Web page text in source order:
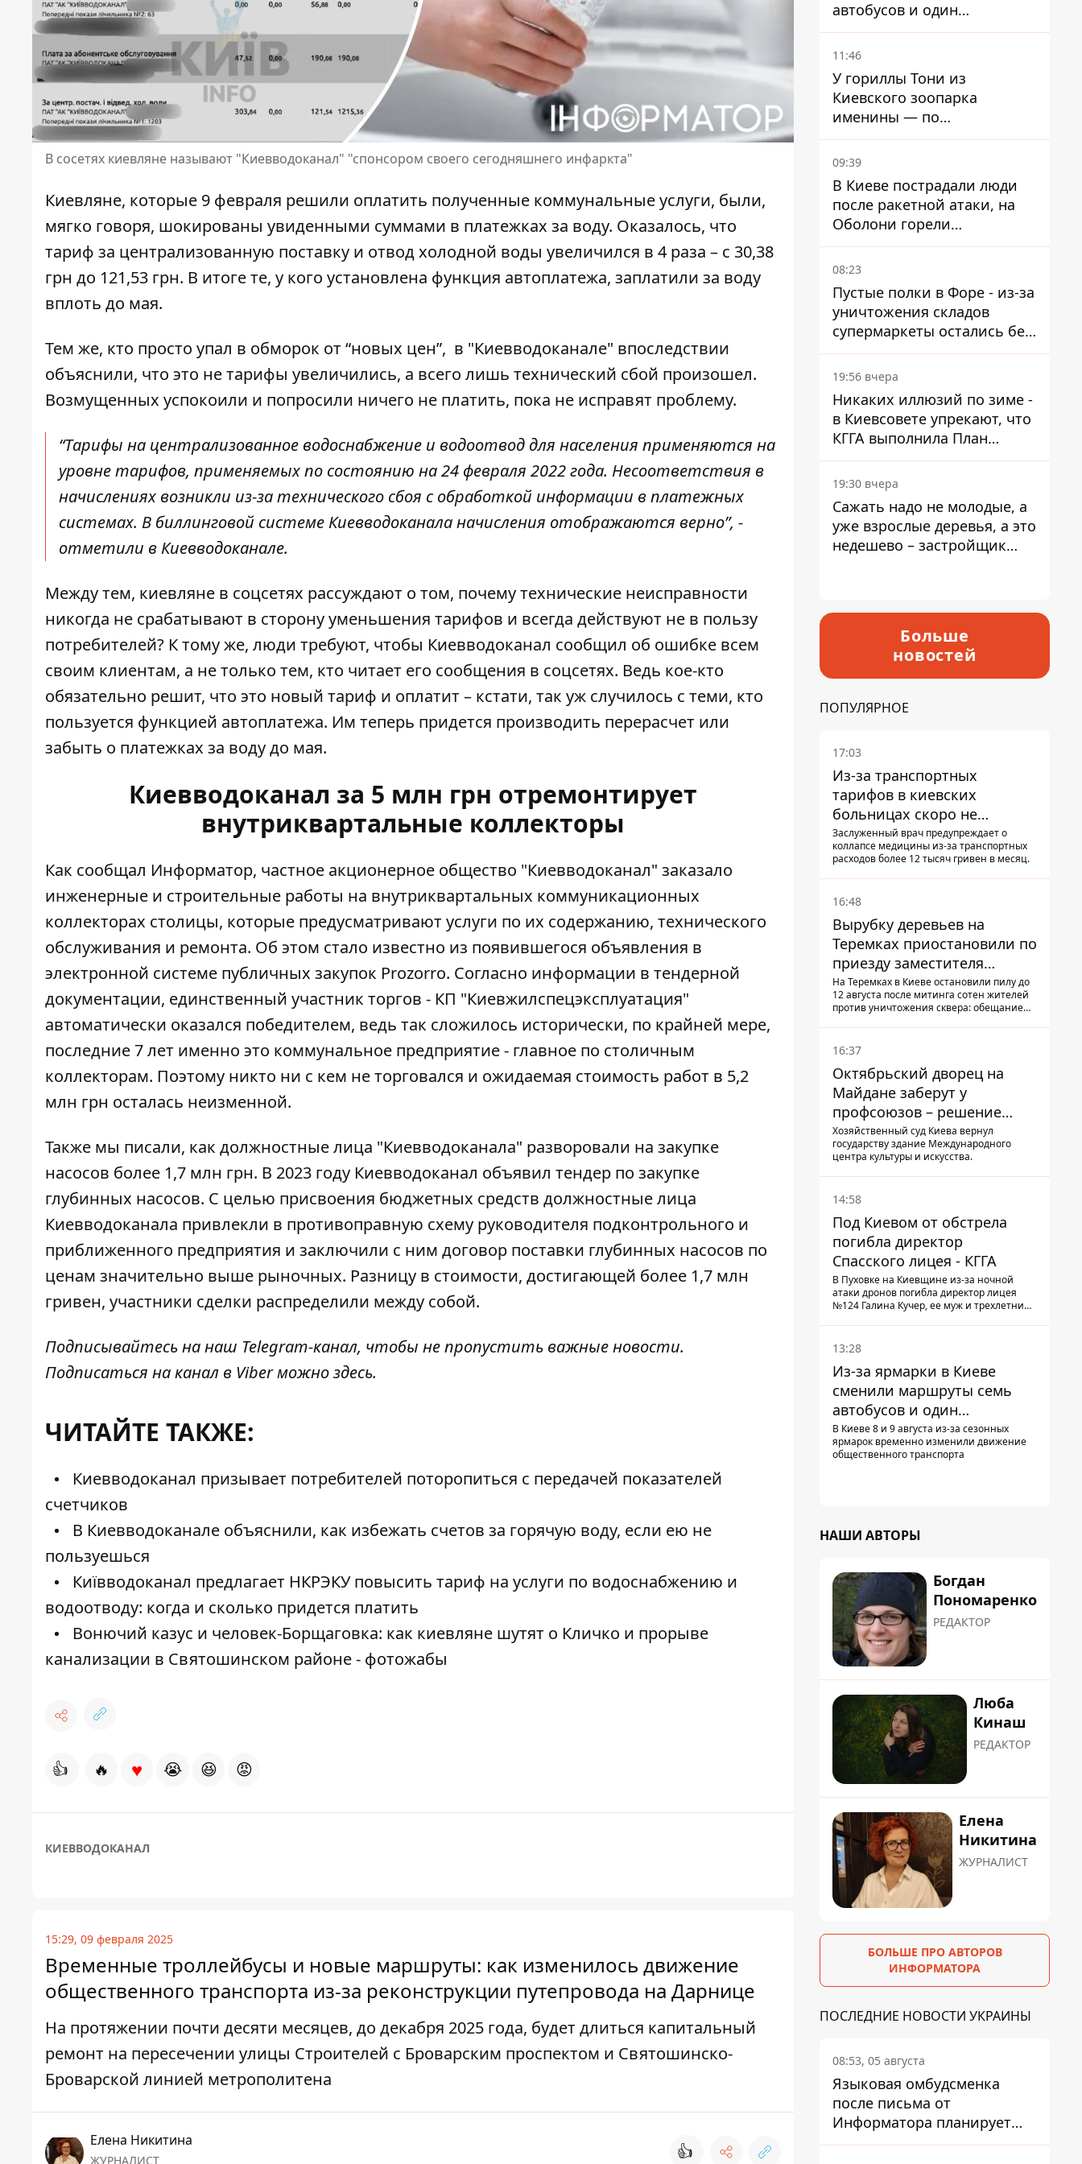
В сосетях киевляне называют "Киевводоканал" "спонсором своего сегодняшнего инфаркта"
Киевляне, которые 9 февраля решили оплатить полученные коммунальные услуги, были,
мягко говоря, шокированы увиденными суммами в платежках за воду. Оказалось, что
тариф за централизованную поставку и отвод холодной воды увеличился в 4 раза – с 30,38
грн до 121,53 грн. В итоге те, у кого установлена ​​функция автоплатежа, заплатили за воду
вплоть до мая.
Тем же, кто просто упал в обморок от “новых цен”, в "Киевводоканале" впоследствии
объяснили, что это не тарифы увеличились, а всего лишь технический сбой произошел.
Возмущенных успокоили и попросили ничего не платить, пока не исправят проблему.
“Тарифы на централизованное водоснабжение и водоотвод для населения применяются на
уровне тарифов, применяемых по состоянию на 24 февраля 2022 года. Несоответствия в
начислениях возникли из-за технического сбоя с обработкой информации в платежных
системах. В биллинговой системе Киевводоканала начисления отображаются верно”, -
отметили в Киевводоканале.
Между тем, киевляне в соцсетях рассуждают о том, почему технические неисправности
никогда не срабатывают в сторону уменьшения тарифов и всегда действуют не в пользу
потребителей? К тому же, люди требуют, чтобы Киевводоканал сообщил об ошибке всем
своим клиентам, а не только тем, кто читает его сообщения в соцсетях. Ведь кое-кто
обязательно решит, что это новый тариф и оплатит – кстати, так уж случилось с теми, кто
пользуется функцией автоплатежа. Им теперь придется производить перерасчет или
забыть о платежках за воду до мая.
Киевводоканал за 5 млн грн отремонтирует
внутриквартальные коллекторы
Как сообщал Информатор, частное акционерное общество "Киевводоканал" заказало
инженерные и строительные работы на внутриквартальных коммуникационных
коллекторах столицы, которые предусматривают услуги по их содержанию, технического
обслуживания и ремонта. Об этом стало известно из появившегося объявления в
электронной системе публичных закупок Prozorro. Согласно информации в тендерной
документации, единственный участник торгов - КП "Киевжилспецэксплуатация"
автоматически оказался победителем, ведь так сложилось исторически, по крайней мере,
последние 7 лет именно это коммунальное предприятие - главное по столичным
коллекторам. Поэтому никто ни с кем не торговался и ожидаемая стоимость работ в 5,2
млн грн осталась неизменной.
Также мы писали, как должностные лица "Киевводоканала" разворовали на закупке
насосов более 1,7 млн ​​грн. В 2023 году Киевводоканал объявил тендер по закупке
глубинных насосов. С целью присвоения бюджетных средств должностные лица
Киевводоканала привлекли в противоправную схему руководителя подконтрольного и
приближенного предприятия и заключили с ним договор поставки глубинных насосов по
ценам значительно выше рыночных. Разницу в стоимости, достигающей более 1,7 млн ​​
гривен, участники сделки распределили между собой.
Подписывайтесь на наш Telegram-канал, чтобы не пропустить важные новости.
Подписаться на канал в Viber можноздесь.
ЧИТАЙТЕ ТАКЖЕ:
Киевводоканал призывает потребителей поторопиться с передачей показателей
счетчиков
В Киевводоканале объяснили, как избежать счетов за горячую воду, если ею не
пользуешься
Київводоканал предлагает НКРЭКУ повысить тариф на услуги по водоснабжению и
водоотводу: когда и сколько придется платить
Вонючий казус и человек-Борщаговка: как киевляне шутят о Кличко и прорыве
канализации в Святошинском районе - фотожабы
👍 🔥 ♥ 😭 😆 😡
КИЕВВОДОКАНАЛ
15:29, 09 февраля 2025
Временные троллейбусы и новые маршруты: как изменилось движение
общественного транспорта из-за реконструкции путепровода на Дарнице
На протяжении почти десяти месяцев, до декабря 2025 года, будет длиться капитальный
ремонт на пересечении улицы Строителей с Броварским проспектом и Святошинско-
Броварской линией метрополитена
Елена Никитина
ЖУРНАЛИСТ 👍
автобусов и один
троллейбус
11:46
У гориллы Тони из
Киевского зоопарка
именины — по
человеческим меркам ему
уже больше 90 лет
09:39
В Киеве пострадали люди
после ракетной атаки, на
Оболони горели
резервуары с топливом
08:23
Пустые полки в Форе - из-за
уничтожения складов
супермаркеты остались без
ассортимента
19:56 вчера
Никаких иллюзий по зиме -
в Киевсовете упрекают, что
КГГА выполнила План
устойчивости на 20%
19:30 вчера
Сажать надо не молодые, а
уже взрослые деревья, а это
недешево – застройщик
Больше
новостей
ПОПУЛЯРНОЕ
17:03
Из-за транспортных
тарифов в киевских
больницах скоро не
останется медсестер и
санитарок - профессор
Заслуженный врач предупреждает о
коллапсе медицины из-за транспортных
расходов более 12 тысяч гривен в месяц.
16:48
Вырубку деревьев на
Теремках приостановили по
приезду заместителя
Кличко - начался диалог
На Теремках в Киеве остановили пилу до
12 августа после митинга сотен жителей
против уничтожения сквера: обещание
прибывший наладить коммуникацию
16:37
Октябрьский дворец на
Майдане заберут у
профсоюзов – решение
Хозяйственного суда
Хозяйственный суд Киева вернул
государству здание Международного
центра культуры и искусства.
14:58
Под Киевом от обстрела
погибла директор
Спасского лицея - КГГА
В Пуховке на Киевщине из-за ночной
атаки дронов погибла директор лицея
№124 Галина Кучер, ее муж и трехлетний
13:28
Из-за ярмарки в Киеве
сменили маршруты семь
автобусов и один
троллейбус
В Киеве 8 и 9 августа из-за сезонных
ярмарок временно изменили движение
общественного транспорта
НАШИ АВТОРЫ
Богдан
Пономаренко
РЕДАКТОР
Люба
Кинаш
РЕДАКТОР
Елена
Никитина
ЖУРНАЛИСТ
БОЛЬШЕ ПРО АВТОРОВ
ИНФОРМАТОРА
ПОСЛЕДНИЕ НОВОСТИ УКРАИНЫ
08:53, 05 августа
Языковая омбудсменка
после письма от
Информатора планирует
наказать компанию-